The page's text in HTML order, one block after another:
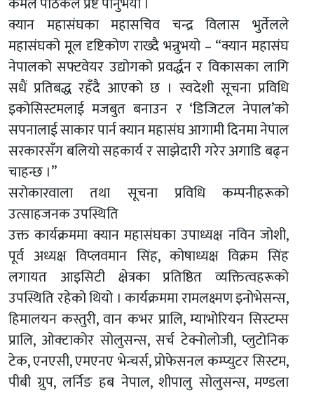
क्यान महासंघका महासचिव चन्द्र विलास भुर्तेलले
महासंघको मूल दृष्टिकोण राख्दै भन्नुभयो – “क्यान महासंघ
नेपालको सफ्टवेयर उद्योगको प्रवर्द्धन र विकासका लागि
सधैं प्रतिबद्ध रहँदै आएको छ । स्वदेशी सूचना प्रविधि
इकोसिस्टमलाई मजबुत बनाउन र ‘डिजिटल नेपाल’को
सपनालाई साकार पार्न क्यान महासंघ आगामी दिनमा नेपाल
सरकारसँग बलियो सहकार्य र साझेदारी गरेर अगाडि बढ्न
चाहन्छ ।”
सरोकारवाला तथा सूचना प्रविधि कम्पनीहरूको
उत्साहजनक उपस्थिति
उक्त कार्यक्रममा क्यान महासंघका उपाध्यक्ष नविन जोशी,
पूर्व अध्यक्ष विप्लवमान सिंह, कोषाध्यक्ष विक्रम सिंह
लगायत आइसिटी क्षेत्रका प्रतिष्ठित व्यक्तित्वहरूको
उपस्थिति रहेको थियो । कार्यक्रममा रामलक्ष्मण इनोभेसन्स,
हिमालयन कस्तुरी, वान कभर प्रालि, म्याभोरियन सिस्टम्स
प्रालि, ओक्टाकोर सोलुसन्स, सर्च टेक्नोलोजी, प्लुटोनिक
टेक, एनएसी, एमएनए भेन्चर्स, प्रोफेसनल कम्प्युटर सिस्टम,
पीबी ग्रुप, लर्निङ हब नेपाल, शीपालु सोलुसन्स, मण्डला